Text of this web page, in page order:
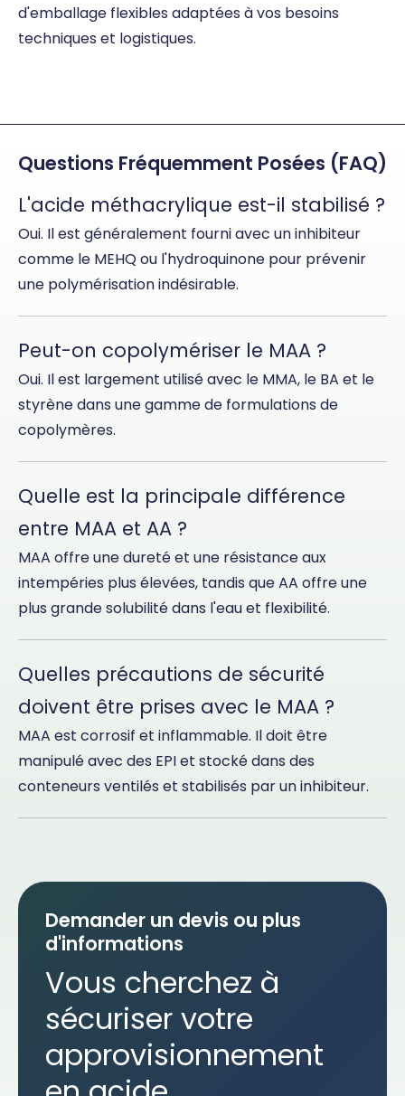
d'emballage flexibles adaptées à vos besoins
techniques et logistiques.
Questions Fréquemment Posées (FAQ)
L'acide méthacrylique est-il stabilisé ?
Oui. Il est généralement fourni avec un inhibiteur
comme le MEHQ ou l'hydroquinone pour prévenir
une polymérisation indésirable.
Peut-on copolymériser le MAA ?
Oui. Il est largement utilisé avec le MMA, le BA et le
styrène dans une gamme de formulations de
copolymères.
Quelle est la principale différence
entre MAA et AA ?
MAA offre une dureté et une résistance aux
intempéries plus élevées, tandis que AA offre une
plus grande solubilité dans l'eau et flexibilité.
Quelles précautions de sécurité
doivent être prises avec le MAA ?
MAA est corrosif et inflammable. Il doit être
manipulé avec des EPI et stocké dans des
conteneurs ventilés et stabilisés par un inhibiteur.
Demander un devis ou plus
d'informations
Vous cherchez à
sécuriser votre
approvisionnement